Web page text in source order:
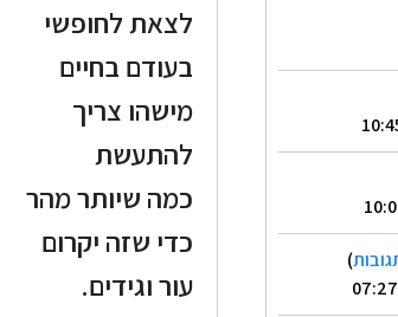
)
לצאת לחופשי
בעודם בחיים
מישהו צריך
להתעשת
כמה שיותר מהר
כדי שזה יקרום
עור וגידים.